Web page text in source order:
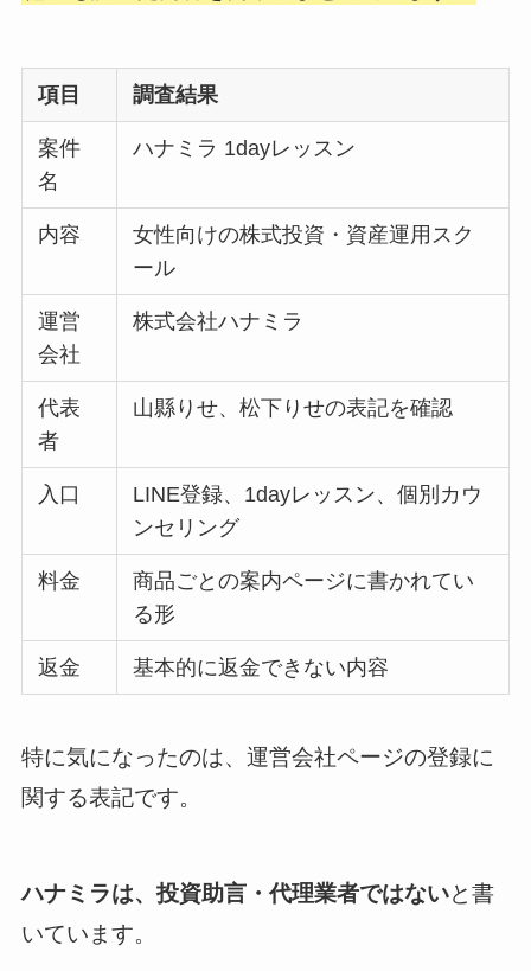
項目 調査結果
案件
名
ハナミラ 1dayレッスン
内容
女性向けの株式投資・資産運用スク
ール
運営
会社
株式会社ハナミラ
代表
者
山縣りせ、松下りせの表記を確認
入口
LINE登録、1dayレッスン、個別カウ
ンセリング
料金
商品ごとの案内ページに書かれてい
る形
返金 基本的に返金できない内容
特に気になったのは、運営会社ページの登録に
関する表記です。
ハナミラは、投資助言・代理業者ではないと書
いています。